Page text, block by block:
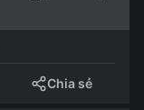
Chia sẻ